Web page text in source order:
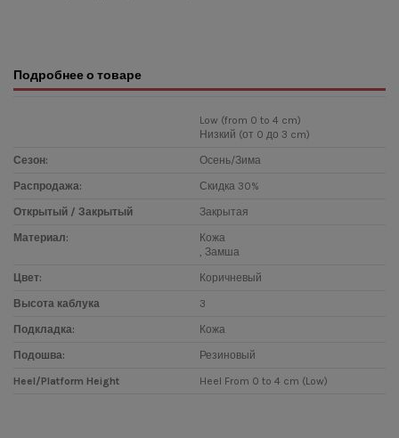
Подробнее о товаре
Low (from 0 to 4 cm)
Низкий (от 0 до 3 cm)
Сезон: Осень/Зима
Распродажа: Скидка 30%
Открытый / Закрытый Закрытая
Материал:
Кожа
, Замша
Цвет: Коричневый
Высота каблука 3
Подкладка: Кожа
Подошва: Резиновый
Heel/Platform Height Heel From 0 to 4 cm (Low)